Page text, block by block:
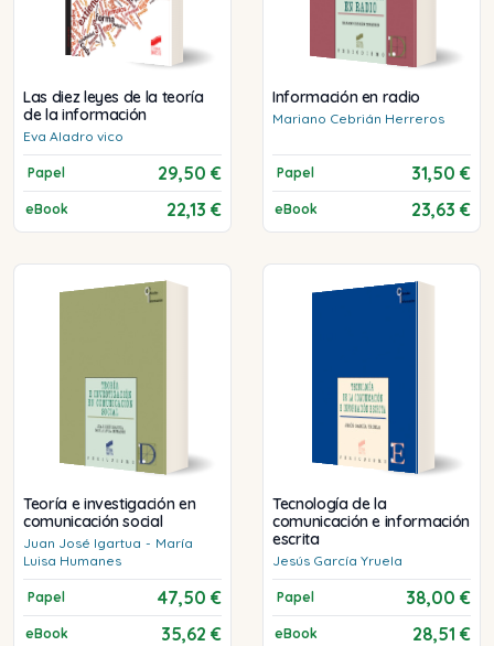
Las diez leyes de la teoría
de la información
Eva Aladro vico
Papel 29,50 €
eBook 22,13 €
Información en radio
Mariano Cebrián Herreros
Papel 31,50 €
eBook 23,63 €
Teoría e investigación en
comunicación social
Juan José Igartua - María
Luisa Humanes
Papel 47,50 €
eBook 35,62 €
Tecnología de la
comunicación e información
escrita
Jesús García Yruela
Papel 38,00 €
eBook 28,51 €